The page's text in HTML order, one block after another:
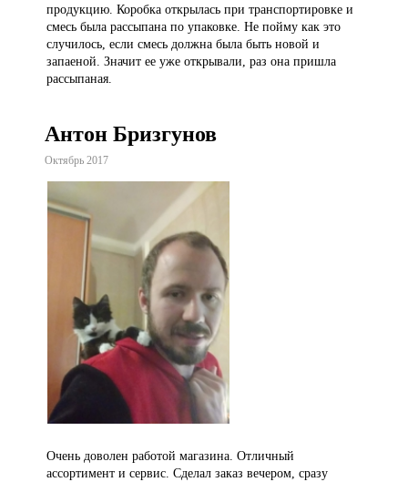
продукцию. Коробка открылась при транспортировке и
смесь была рассыпана по упаковке. Не пойму как это
случилось, если смесь должна была быть новой и
запаеной. Значит ее уже открывали, раз она пришла
рассыпаная.
Антон Бризгунов
Октябрь 2017
Очень доволен работой магазина. Отличный
ассортимент и сервис. Сделал заказ вечером, сразу